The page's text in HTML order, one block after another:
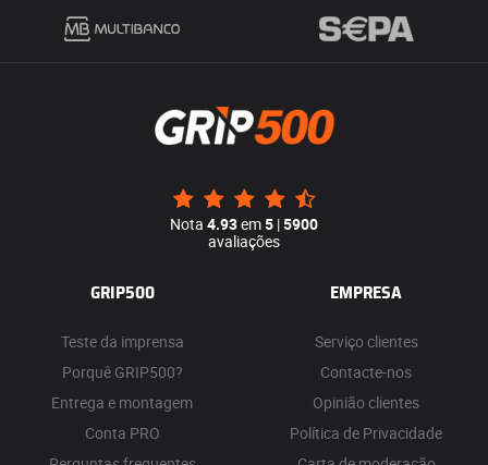
Nota 4.93em5 |5900
avaliações
GRIP500
Teste da imprensa
Porquê GRIP500?
Entrega e montagem
Conta PRO
EMPRESA
Serviço clientes
Contacte-nos
Opinião clientes
Política de Privacidade